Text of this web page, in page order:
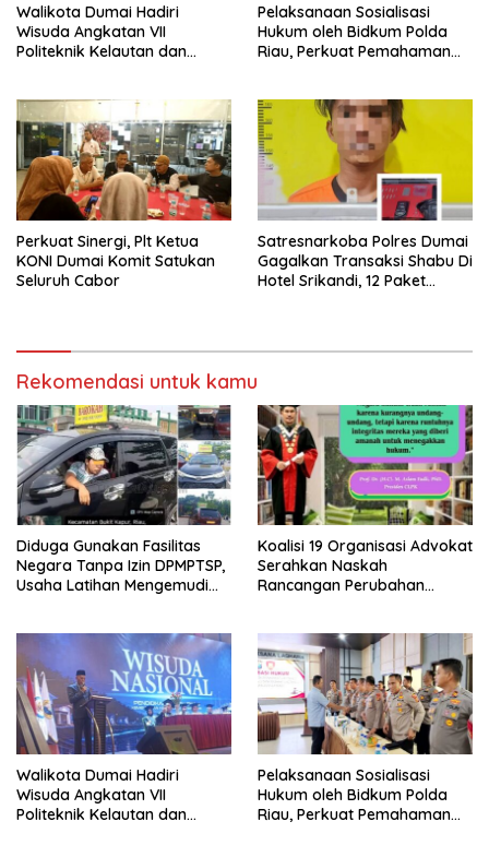
Walikota Dumai Hadiri
Wisuda Angkatan VII
Politeknik Kelautan dan
Pelaksanaan Sosialisasi
Hukum oleh Bidkum Polda
Riau, Perkuat Pemahaman
Perubahan UU Kepolisian
Perkuat Sinergi, Plt Ketua
KONI Dumai Komit Satukan
Seluruh Cabor
Satresnarkoba Polres Dumai
Gagalkan Transaksi Shabu Di
Hotel Srikandi, 12 Paket
Rekomendasi untuk kamu
Diduga Gunakan Fasilitas
Negara Tanpa Izin DPMPTSP,
Usaha Latihan Mengemudi
Koalisi 19 Organisasi Advokat
Serahkan Naskah
Rancangan Perubahan
RI
Walikota Dumai Hadiri
Wisuda Angkatan VII
Politeknik Kelautan dan
Pelaksanaan Sosialisasi
Hukum oleh Bidkum Polda
Riau, Perkuat Pemahaman